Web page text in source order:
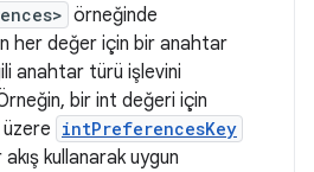
örneğinde
her değer için bir anahtar
anahtar türü işlevini
bir int değeri için
intPreferencesKey
akış kullanarak uygun